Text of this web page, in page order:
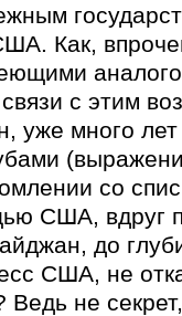
Как,
с этим
уже много
со
США, вдруг
до
США, не
не